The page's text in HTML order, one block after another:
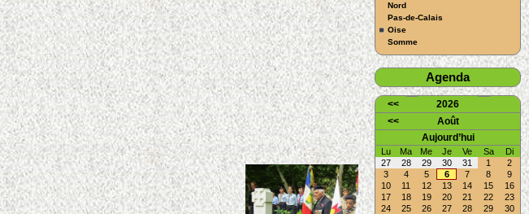
Nord
Pas-de-Calais
Oise
Somme
Agenda
<<
2026
<<
Août
Aujourd’hui
Lu Ma Me Je Ve Sa
Di
27
28 29 30 31 1
2
3
4 5 6 7 8
9
10
11 12 13 14 15
16
17
18 19 20 21 22
23
24
25 26 27 28 29
30